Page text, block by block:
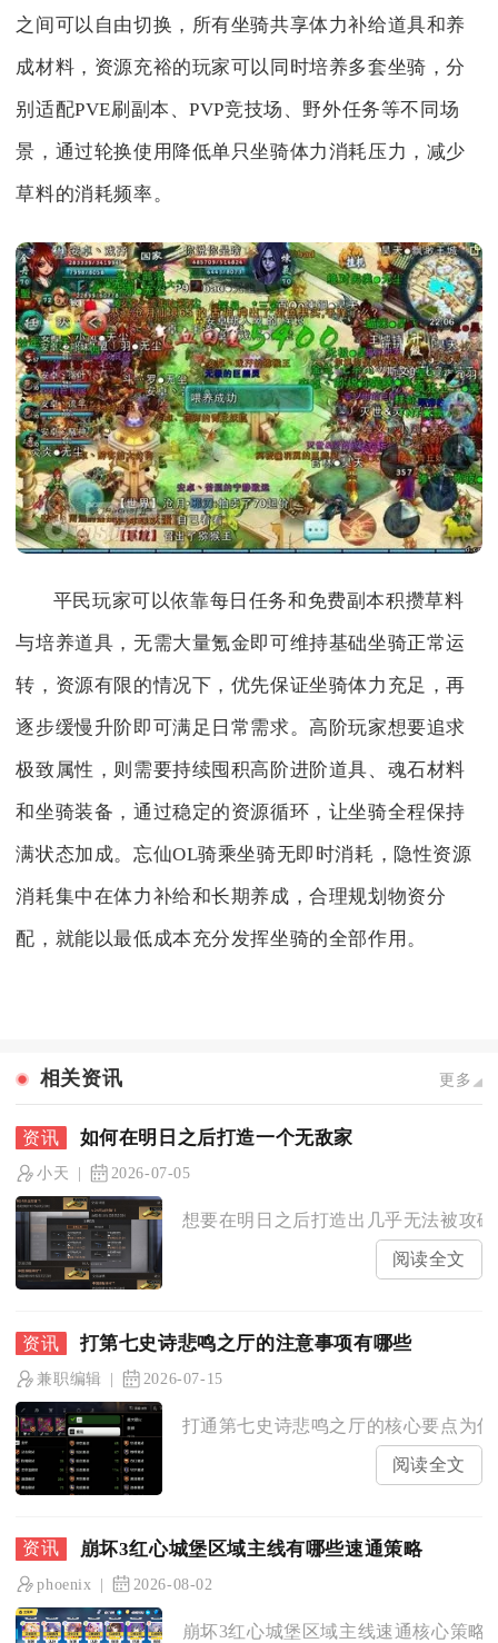
之间可以自由切换，所有坐骑共享体力补给道具和养
成材料，资源充裕的玩家可以同时培养多套坐骑，分
别适配PVE刷副本、PVP竞技场、野外任务等不同场
景，通过轮换使用降低单只坐骑体力消耗压力，减少
草料的消耗频率。
平民玩家可以依靠每日任务和免费副本积攒草料
与培养道具，无需大量氪金即可维持基础坐骑正常运
转，资源有限的情况下，优先保证坐骑体力充足，再
逐步缓慢升阶即可满足日常需求。高阶玩家想要追求
极致属性，则需要持续囤积高阶进阶道具、魂石材料
和坐骑装备，通过稳定的资源循环，让坐骑全程保持
满状态加成。忘仙OL骑乘坐骑无即时消耗，隐性资源
消耗集中在体力补给和长期养成，合理规划物资分
配，就能以最低成本充分发挥坐骑的全部作用。
相关资讯 更多
如何在明日之后打造一个无敌家
小天 2026-07-05
想要在明日之后打造出几乎无法被攻
阅读全文
打第七史诗悲鸣之厅的注意事项有哪些
兼职编辑 2026-07-15
打通第七史诗悲鸣之厅的核心要点为
阅读全文
崩坏3红心城堡区域主线有哪些速通策略
phoenix 2026-08-02
崩坏3红心城堡区域主线速通核心策略